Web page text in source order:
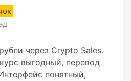
через Crypto Sales.
выгодный, перевод
понятный,